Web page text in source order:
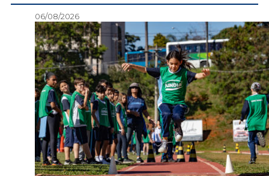
06/08/2026